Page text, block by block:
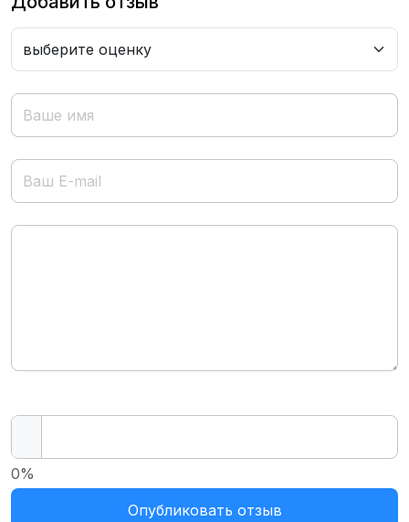
Опубликовать отзыв
0%